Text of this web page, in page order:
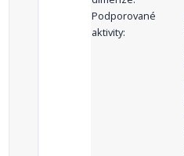
Podporované
aktivity: